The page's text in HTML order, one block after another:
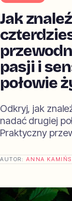
Jak
pasji i
połowie
Odkryj, jak
nadać drugiej
Praktyczny
AUTOR:ANNA